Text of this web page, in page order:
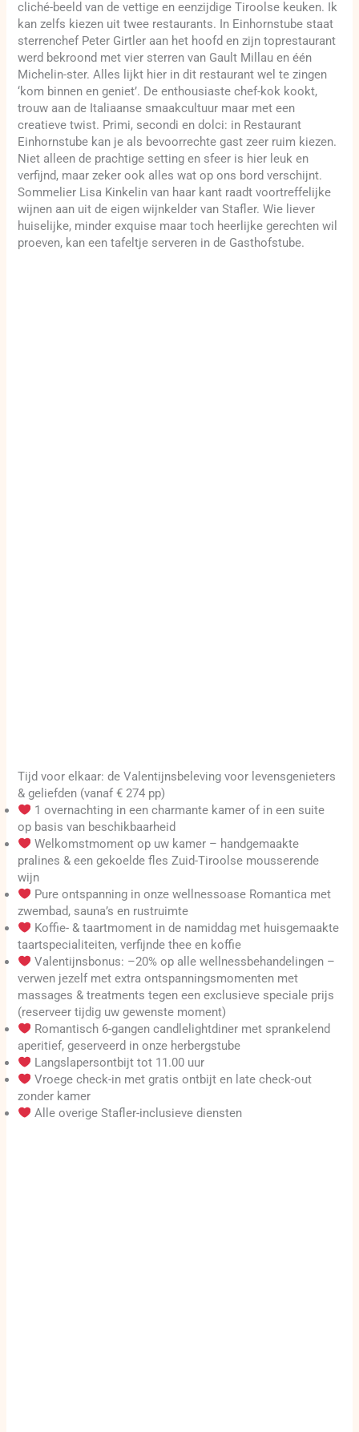
cliché-beeld van de vettige en eenzijdige Tiroolse keuken. Ik
kan zelfs kiezen uit twee restaurants. In Einhornstube staat
sterrenchef Peter Girtler aan het hoofd en zijn toprestaurant
werd bekroond met vier sterren van Gault Millau en één
Michelin-ster. Alles lijkt hier in dit restaurant wel te zingen
‘kom binnen en geniet’. De enthousiaste chef-kok kookt,
trouw aan de Italiaanse smaakcultuur maar met een
creatieve twist. Primi, secondi en dolci: in Restaurant
Einhornstube kan je als bevoorrechte gast zeer ruim kiezen.
Niet alleen de prachtige setting en sfeer is hier leuk en
verfijnd, maar zeker ook alles wat op ons bord verschijnt.
Sommelier Lisa Kinkelin van haar kant raadt voortreffelijke
wijnen aan uit de eigen wijnkelder van Stafler. Wie liever
huiselijke, minder exquise maar toch heerlijke gerechten wil
proeven, kan een tafeltje serveren in de Gasthofstube.
Tijd voor elkaar: de Valentijnsbeleving voor levensgenieters
& geliefden (vanaf € 274 pp)
1 overnachting in een charmante kamer of in een suite
op basis van beschikbaarheid
Welkomstmoment op uw kamer – handgemaakte
pralines & een gekoelde fles Zuid-Tiroolse mousserende
wijn
Pure ontspanning in onze wellnessoase Romantica met
zwembad, sauna’s en rustruimte
Koffie- & taartmoment in de namiddag met huisgemaakte
taartspecialiteiten, verfijnde thee en koffie
Valentijnsbonus: –20% op alle wellnessbehandelingen –
verwen jezelf met extra ontspanningsmomenten met
massages & treatments tegen een exclusieve speciale prijs
(reserveer tijdig uw gewenste moment)
Romantisch 6-gangen candlelightdiner met sprankelend
aperitief, geserveerd in onze herbergstube
Langslapersontbijt tot 11.00 uur
Vroege check-in met gratis ontbijt en late check-out
zonder kamer
Alle overige Stafler-inclusieve diensten